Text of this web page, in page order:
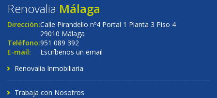
Renovalia Málaga
Dirección:Calle Pirandello nº4 Portal 1 Planta 3 Piso 4
29010 Málaga
Teléfono:951 089 392
E-mail:
Escríbenos un email
Renovalia Inmobiliaria
Trabaja con Nosotros